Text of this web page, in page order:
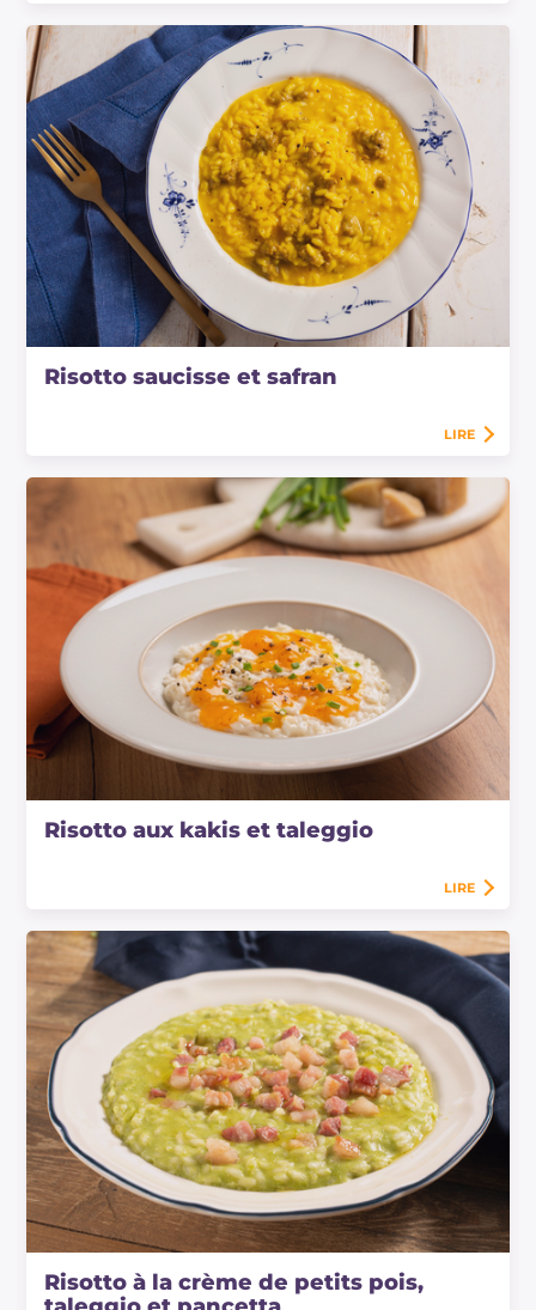
Risotto saucisse et safran
LIRE
Risotto aux kakis et taleggio
LIRE
Risotto à la crème de petits pois,